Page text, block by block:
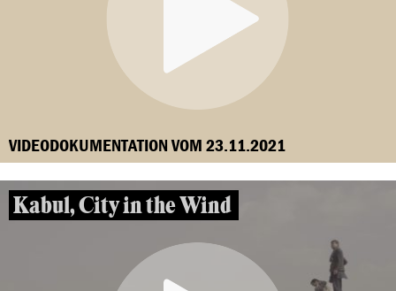
VIDEODOKUMENTATION VOM 23.11.2021
Kabul, City in the Wind